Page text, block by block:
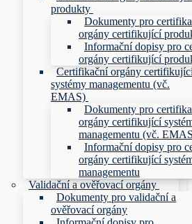
produkty
Dokumenty pro
orgány certifikující
Informační dopisy pro
orgány certifikující
Certifikační orgány
systémy managementu (vč.
EMAS)
Dokumenty pro
orgány certifikující
managementu (vč.
Informační dopisy pro
orgány certifikující
managementu
Validační a ověřovací orgány
Dokumenty pro validační a
ověřovací orgány